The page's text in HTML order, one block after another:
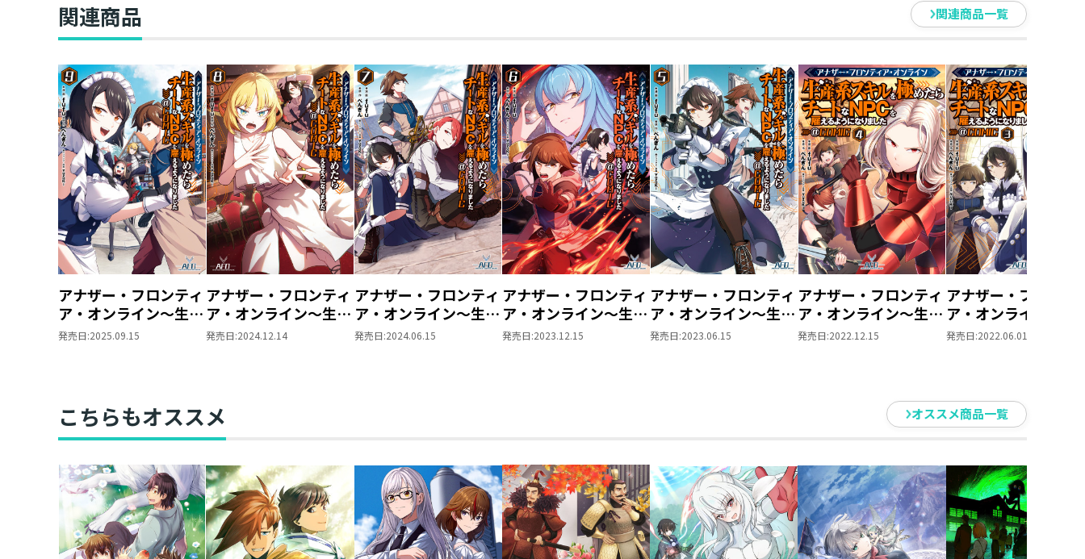
関連商品 関連商品一覧
アナザー・フロンティ
ア・オンライン～生産
系スキルを極めたらチ
発売日:2025.09.15
アナザー・フロンティ
ア・オンライン～生産
系スキルを極めたらチ
発売日:2024.12.14
アナザー・フロンティ
ア・オンライン～生産
系スキルを極めたらチ
発売日:2024.06.15
アナザー・フロンティ
ア・オンライン～生産
系スキルを極めたらチ
発売日:2023.12.15
アナザー・フロンティ
ア・オンライン～生産
系スキルを極めたらチ
発売日:2023.06.15
アナザー・フロンティ
ア・オンライン～生産
系スキルを極めたらチ
スト特典付き】
発売日:2022.12.15
アナザー・フロンテ
ア・オンライン～生
系スキルを極めたら
スト特典付き】
発売日:2022.06.01
こちらもオススメ オススメ商品一覧